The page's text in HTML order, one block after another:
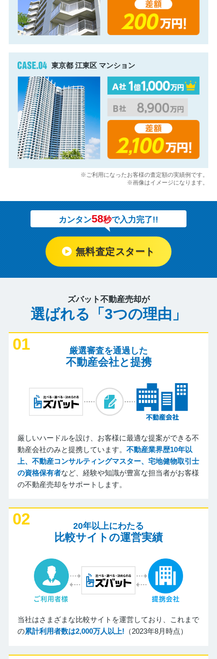
東京都 江東区 マンション
※ご利用になったお客様の査定額の実績例です。
※画像はイメージになります。
カンタン58秒で入力完了!!
無料査定スタート
ズバット不動産売却が
選ばれる「3つの理由」
01 厳選審査を通過した
不動産会社と提携
厳しいハードルを設け、お客様に最適な提案ができる不
動産会社のみと提携しています。 不動産業界歴10年以
上、不動産コンサルティングマスター、宅地健物取引士
の資格保有者など、経験や知識が豊富な担当者がお客様
の不動産売却をサポートします。
02 20年以上にわたる
比較サイトの運営実績
当社はさまざまな比較サイトを運営しており、これまで
の累計利用者数は2,000万人以上! （2023年8月時点）